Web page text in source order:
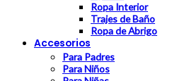
Ropa Interior
Trajes de Baño
Ropa de Abrigo
Accesorios
Para Padres
Para Niños